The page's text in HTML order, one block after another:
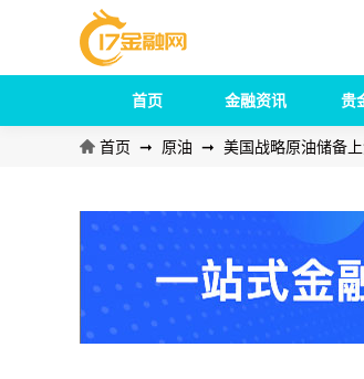
首页 金融资讯 贵
首页 ➞ 原油 ➞ 美国战略原油储备